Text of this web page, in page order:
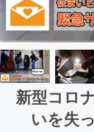
新型コロ
いを失